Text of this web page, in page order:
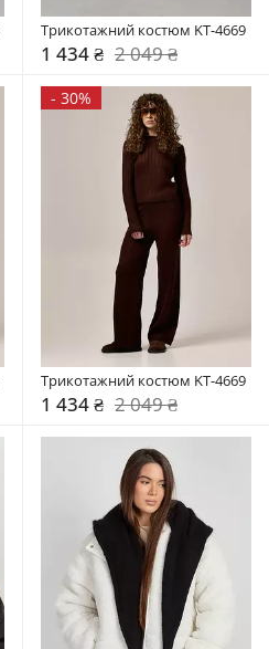
Трикотажний костюм KT-4669
1 434 ₴ 2 049 ₴
- 30%
Трикотажний костюм KT-4669
1 434 ₴ 2 049 ₴